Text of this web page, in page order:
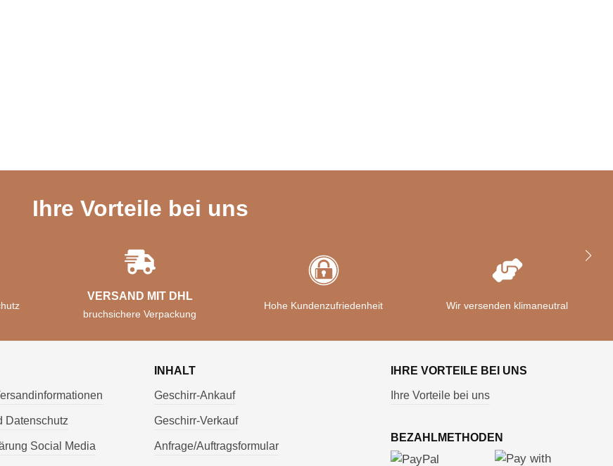
Ihre Vorteile bei uns
VERSAND MIT DHL
bruchsichere Verpackung
Hohe Kundenzufriedenheit Wir versenden klimaneutral
Datenschutz
Social Media
INHALT
Geschirr-Ankauf
Geschirr-Verkauf
Anfrage/Auftragsformular
IHRE VORTEILE BEI UNS
Ihre Vorteile bei uns
BEZAHLMETHODEN